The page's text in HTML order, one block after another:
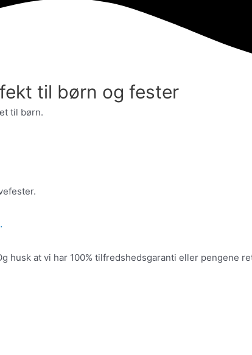
til børn og fester
til børn.
husk at vi har 100% tilfredshedsgaranti eller pengene